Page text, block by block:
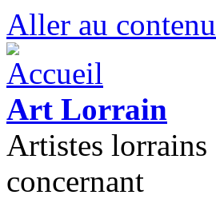
Aller au
Art Lorrain
Artistes lorrains
concernant